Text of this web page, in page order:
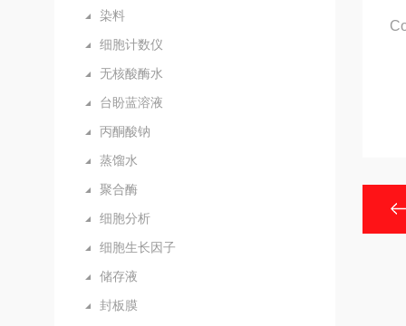
染料
细胞计数仪
无核酸酶水
台盼蓝溶液
丙酮酸钠
蒸馏水
聚合酶
细胞分析
细胞生长因子
储存液
封板膜